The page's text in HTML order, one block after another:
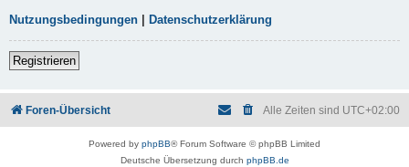
Nutzungsbedingungen Datenschutzerklärung
Registrieren
Foren-Übersicht Alle Zeiten sind UTC+02:00
Powered by phpBB® Forum Software © phpBB Limited
Deutsche Übersetzung durch phpBB.de